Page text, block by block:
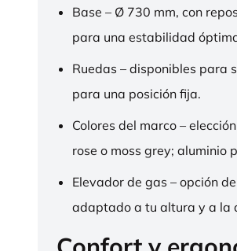
Base – Ø 730 mm, con
para una estabilidad
Ruedas – disponibles para
para una posición fija.
Colores del marco –
rose o moss grey; aluminio
Elevador de gas – opción
adaptado a tu altura y a la